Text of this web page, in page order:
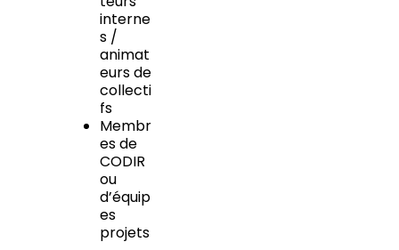
interne
s /
animat
eurs de
collecti
fs
Membr
es de
CODIR
ou
d’équip
es
projets